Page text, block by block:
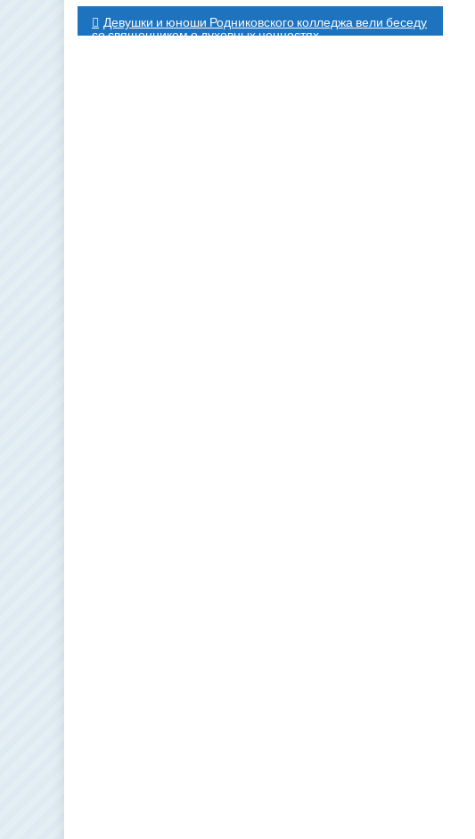
Навигация
Девушки и юноши Родниковского колледжа вели беседу
со священником о духовных ценностях